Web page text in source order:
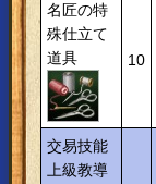
名匠の特
殊仕立て
道具
10
交易技能
上級教導